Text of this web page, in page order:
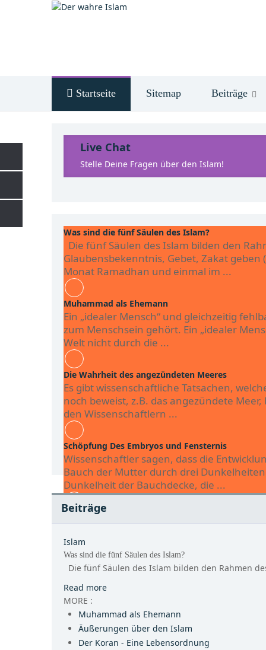
Startseite Sitemap Beiträge
Live Chat
Stelle Deine Fragen über den Islam!
Was sind die fünf Säulen des Islam?
Die fünf Säulen des Islam bilden den
Glaubensbekenntnis, Gebet, Zakat
Monat Ramadhan und einmal im ...
Muhammad als Ehemann
Ein „idealer Mensch“ und gleichzeitig
zum Menschsein gehört. Ein „idealer
Welt nicht durch die ...
Die Wahrheit des angezündeten Meeres
Es gibt wissenschaftliche Tatsachen,
noch beweist, z.B. das angezündete
den Wissenschaftlern ...
Schöpfung Des Embryos und Fensternis
Wissenschaftler sagen, dass die
Bauch der Mutter durch drei
Dunkelheit der Bauchdecke, die ...
Die Ameisen erzugen lautliche Vibrationen
quatschen und zu sprechen innerhalb
Ameisen lautliche Vibrationen ...
Äußerungen über den Islam
Der Islam, der Muhammad r offenbart
vorher offenbarten Religionen, und
Stellung des ...
Beiträge
Islam
Was sind die fünf Säulen des Islam?
Die fünf Säulen des Islam bilden den Rahmen
Read more
MORE :
Muhammad als Ehemann
Äußerungen über den Islam
Der Koran - Eine Lebensordnung